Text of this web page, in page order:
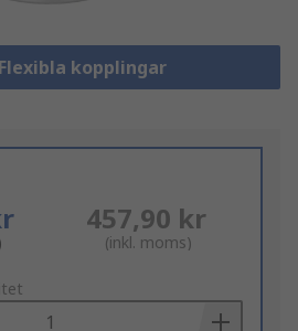
kopplingar
457,90 kr
(inkl. moms)